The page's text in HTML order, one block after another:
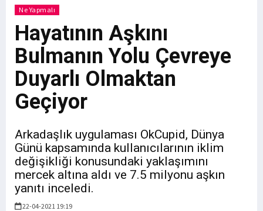
Ne Yapmalı
Hayatının Aşkını
Bulmanın Yolu Çevreye
Duyarlı Olmaktan
Geçiyor
Arkadaşlık uygulaması OkCupid, Dünya
Günü kapsamında kullanıcılarının iklim
değişikliği konusundaki yaklaşımını
mercek altına aldı ve 7.5 milyonu aşkın
yanıtı inceledi.
22-04-2021 19:19